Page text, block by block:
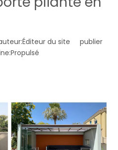
du site publier
Propulsé